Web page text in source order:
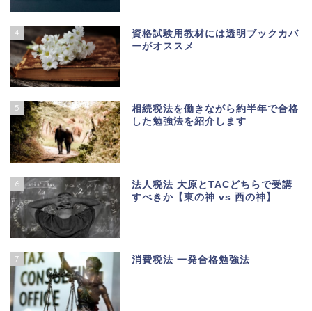
4
資格試験用教材には透明ブックカバ
ーがオススメ
5
相続税法を働きながら約半年で合格
した勉強法を紹介します
6
法人税法 大原とTACどちらで受講
すべきか【東の神 vs 西の神】
7 消費税法 一発合格勉強法